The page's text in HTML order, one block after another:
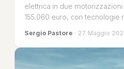
elettrica in due
155.060 euro, con tecnologie
Sergio Pastore · 27 Maggio